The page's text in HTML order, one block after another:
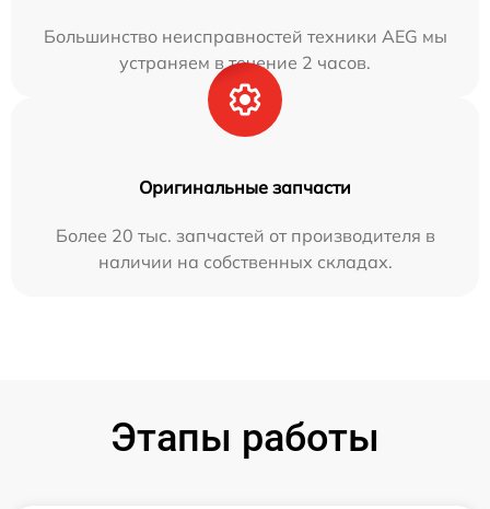
Большинство неисправностей техники AEG мы
устраняем в течение 2 часов.
Оригинальные запчасти
Более 20 тыс. запчастей от производителя в
наличии на собственных складах.
Этапы работы